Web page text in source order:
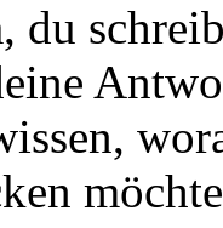
du